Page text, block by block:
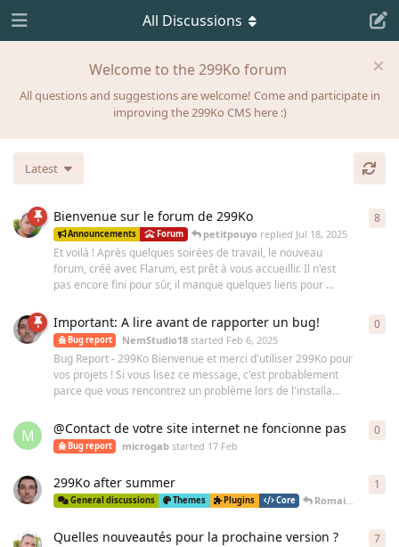
Welcome to the 299Ko forum
All questions and suggestions are welcome! Come and participate in
improving the 299Ko CMS here :)
All Discussions
Latest
Bienvenue sur le forum de 299Ko
Announcements Forum petitpouyo replied Jul 18, 2025
Et voilà ! Après quelques soirées de travail, le nouveau
forum, créé avec Flarum, est prêt à vous accueillir. Il n'est
pas encore fini pour sûr, il manque quelques liens pour ...
8
Important: A lire avant de rapporter un bug!
Bug report NemStudio18 started Feb 6, 2025
Bug Report - 299Ko Bienvenue et merci d'utiliser 299Ko pour
vos projets ! Si vous lisez ce message, c'est probablement
parce que vous rencontrez un problème lors de l'installa...
0
M @Contact de votre site internet ne foncionne pas
Bug report microgab started 17 Feb
0
299Ko after summer
General discussions Themes Plugins Core Romain replied
1
Quelles nouveautés pour la prochaine version ? 7